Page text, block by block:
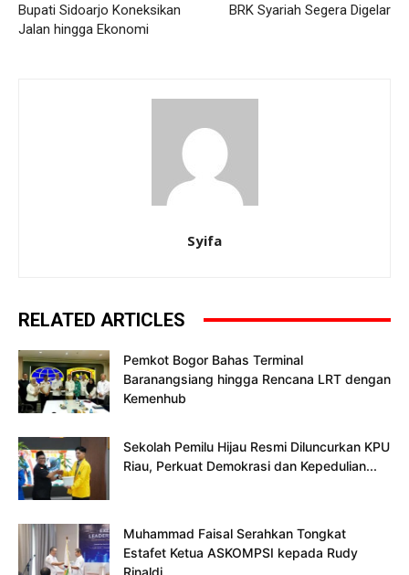
Bupati Sidoarjo Koneksikan
Jalan hingga Ekonomi
BRK Syariah Segera Digelar
Syifa
RELATED ARTICLES
Pemkot Bogor Bahas Terminal
Baranangsiang hingga Rencana LRT dengan
Kemenhub
Sekolah Pemilu Hijau Resmi Diluncurkan KPU
Riau, Perkuat Demokrasi dan Kepedulian...
Muhammad Faisal Serahkan Tongkat
Estafet Ketua ASKOMPSI kepada Rudy
Rinaldi